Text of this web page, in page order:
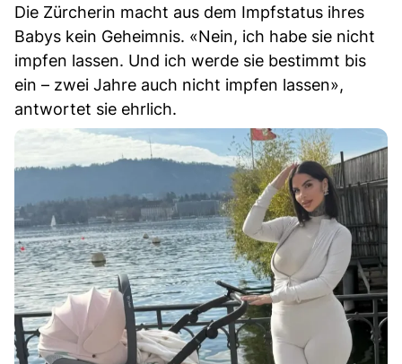
Die Zürcherin macht aus dem Impfstatus ihres
Babys kein Geheimnis. «Nein, ich habe sie nicht
impfen lassen. Und ich werde sie bestimmt bis
ein – zwei Jahre auch nicht impfen lassen»,
antwortet sie ehrlich.